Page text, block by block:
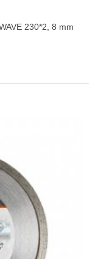
230*2, 8 mm